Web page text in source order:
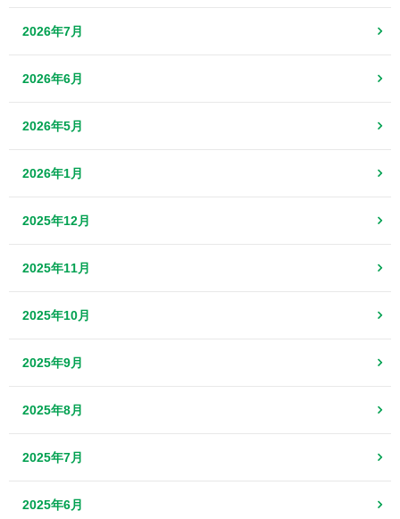
2026年7月
2026年6月
2026年5月
2026年1月
2025年12月
2025年11月
2025年10月
2025年9月
2025年8月
2025年7月
2025年6月